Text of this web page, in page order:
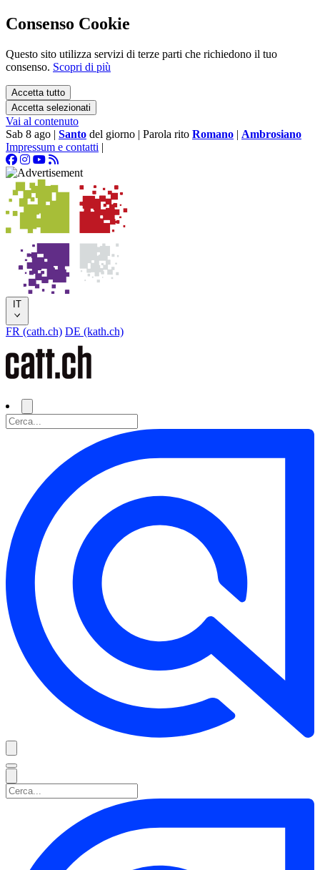
Consenso Cookie
Questo sito utilizza servizi di terze parti che richiedono il tuo
consenso. Scopri di più
Accetta tutto
Accetta selezionati
Vai al contenuto
Sab 8 ago | Santo del giorno | Parola rito Romano | Ambrosiano
Impressum e contatti |
IT
FR (cath.ch) DE (kath.ch)